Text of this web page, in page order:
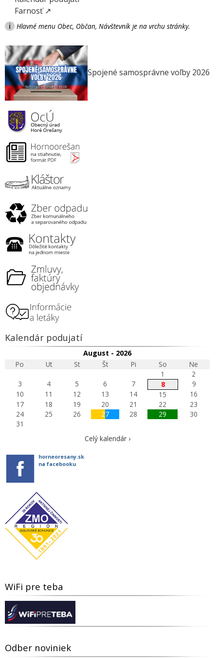
Farnosť ↗
i Hlavné menu Obec, Občan, Návštevník je na vrchu stránky.
Spojené samosprávne voľby 2026
Kalendár podujatí
August - 2026
Po
Ut St Št Pi So
Ne
1
2
3
4 5 6 7 8
9
10
11 12 13 14 15
16
17
18 19 20 21 22
23
24
25 26 27 28 29
30
31
Celý kalendár ›
horneoresany.sk
na facebooku
WiFi pre teba
Odber noviniek